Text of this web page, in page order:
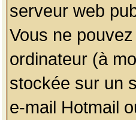
serveur web
Vous ne
ordinateur (à
stockée sur un
e-mail Hotmail